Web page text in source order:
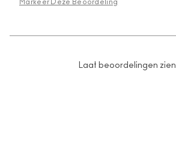
Markeer Deze Beoordeling
Laat beoordelingen zien